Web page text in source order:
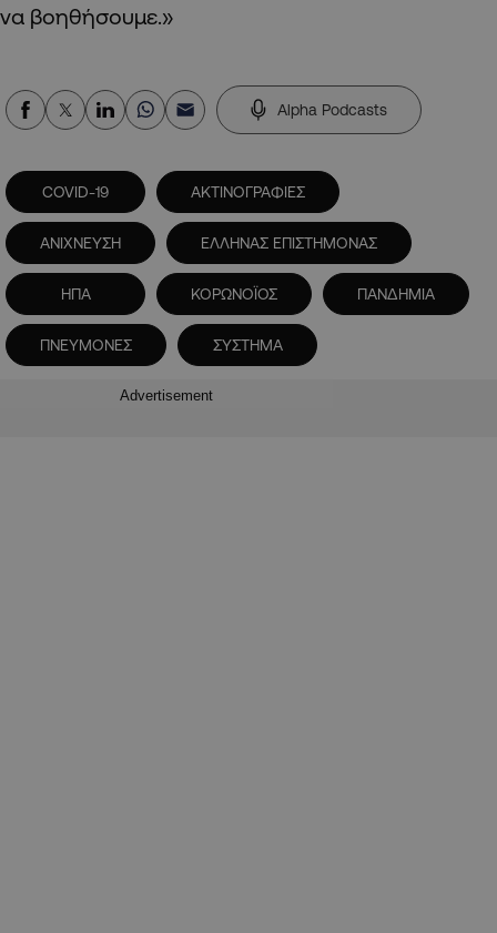
να βοηθήσουμε.»
Alpha Podcasts
COVID-19 ΑΚΤΙΝΟΓΡΑΦΙΕΣ
ΑΝΙΧΝΕΥΣΗ ΕΛΛΗΝΑΣ ΕΠΙΣΤΗΜΟΝΑΣ
ΗΠΑ ΚΟΡΩΝΟΪΟΣ ΠΑΝΔΗΜΙΑ
ΠΝΕΥΜΟΝΕΣ ΣΥΣΤΗΜΑ
Advertisement